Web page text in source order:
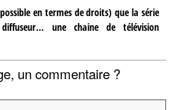
en termes de droits) que la série
une chaine de télévision
un commentaire ?